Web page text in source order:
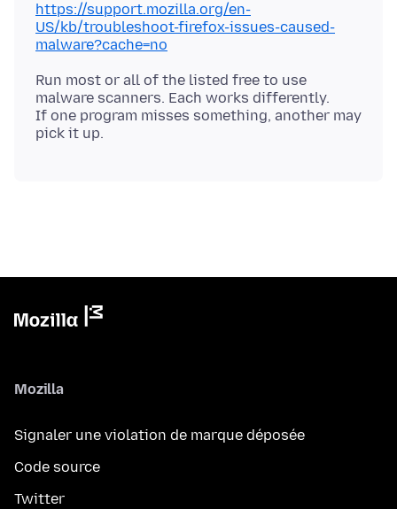
https://support.mozilla.org/en-
US/kb/troubleshoot-firefox-issues-caused-
malware?cache=no
Run most or all of the listed free to use
malware scanners. Each works differently.
If one program misses something, another may
Mozilla
Signaler une violation de marque déposée
Code source
Twitter